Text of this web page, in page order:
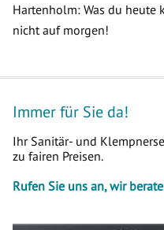
Hartenholm: Was du heute
nicht auf morgen!
Immer für Sie da!
Ihr Sanitär- und
zu fairen Preisen.
Rufen Sie uns an, wir